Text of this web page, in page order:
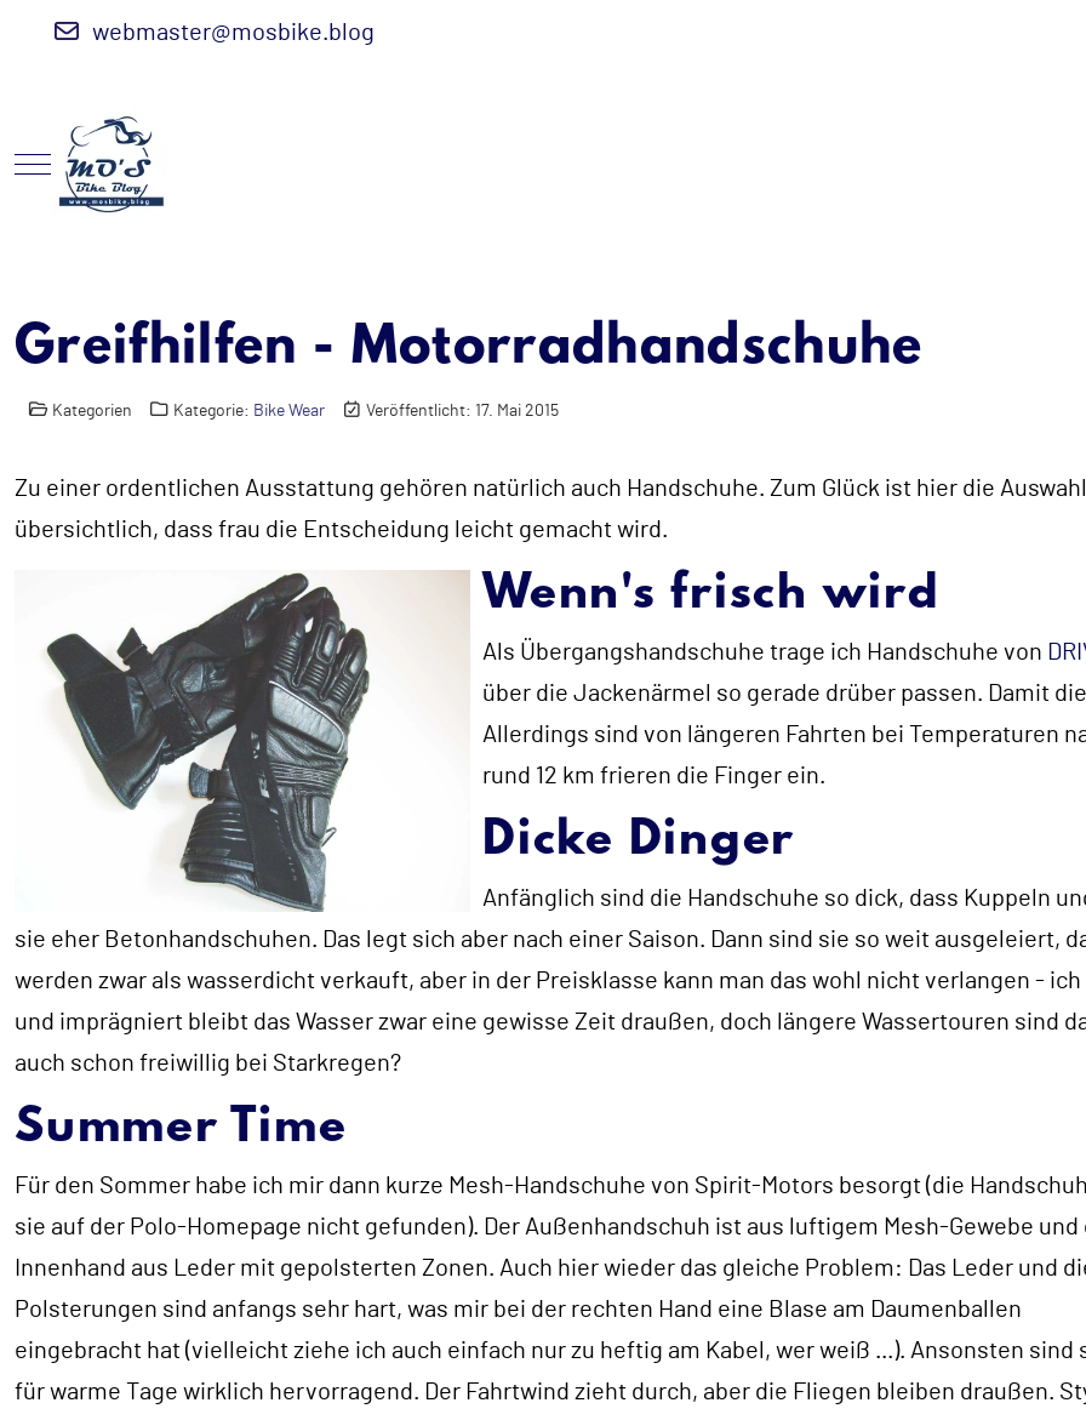
webmaster@mosbike.blog
Mobile Menu Toggle
Greifhilfen - Motorradhandschuhe
Kategorien Kategorie: Bike Wear Veröffentlicht: 17. Mai 2015
Zu einer ordentlichen Ausstattung gehören natürlich auch Handschuhe. Zum Glück ist hier die
übersichtlich, dass frau die Entscheidung leicht gemacht wird.
Wenn's frisch wird
Als Übergangshandschuhe trage ich Handschuhe von
über die Jackenärmel so gerade drüber passen. Damit
Allerdings sind von längeren Fahrten bei Temperaturen
rund 12 km frieren die Finger ein.
Dicke Dinger
Anfänglich sind die Handschuhe so dick, dass Kuppeln
sie eher Betonhandschuhen. Das legt sich aber nach einer Saison. Dann sind sie so weit ausgeleiert,
werden zwar als wasserdicht verkauft, aber in der Preisklasse kann man das wohl nicht verlangen -
und imprägniert bleibt das Wasser zwar eine gewisse Zeit draußen, doch längere Wassertouren sind
auch schon freiwillig bei Starkregen?
Summer Time
Für den Sommer habe ich mir dann kurze Mesh-Handschuhe von Spirit-Motors besorgt (die
sie auf der Polo-Homepage nicht gefunden). Der Außenhandschuh ist aus luftigem Mesh-Gewebe und
Innenhand aus Leder mit gepolsterten Zonen. Auch hier wieder das gleiche Problem: Das Leder und
Polsterungen sind anfangs sehr hart, was mir bei der rechten Hand eine Blase am Daumenballen
eingebracht hat (vielleicht ziehe ich auch einfach nur zu heftig am Kabel, wer weiß ...). Ansonsten sind
für warme Tage wirklich hervorragend. Der Fahrtwind zieht durch, aber die Fliegen bleiben draußen.